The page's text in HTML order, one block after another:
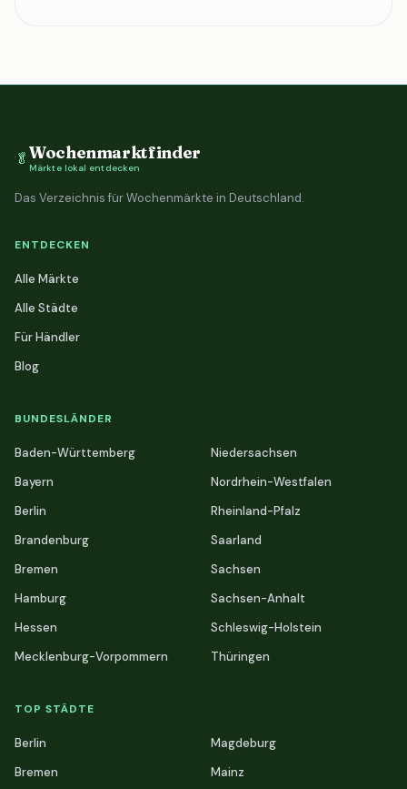
🥬Wochenmarktfinder
Märkte lokal entdecken
Das Verzeichnis für Wochenmärkte in Deutschland.
ENTDECKEN
Alle Märkte
Alle Städte
Für Händler
Blog
BUNDESLÄNDER
Baden-Württemberg
Bayern
Berlin
Brandenburg
Bremen
Hamburg
Hessen
Mecklenburg-Vorpommern
Niedersachsen
Nordrhein-Westfalen
Rheinland-Pfalz
Saarland
Sachsen
Sachsen-Anhalt
Schleswig-Holstein
Thüringen
TOP STÄDTE
Berlin
Bremen
Magdeburg
Mainz